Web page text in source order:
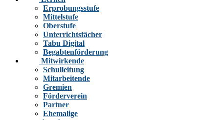
Erprobungsstufe
Mittelstufe
Oberstufe
Unterrichtsfächer
Tabu Digital
Begabtenförderung
Mitwirkende
Schulleitung
Mitarbeitende
Gremien
Förderverein
Partner
Ehemalige